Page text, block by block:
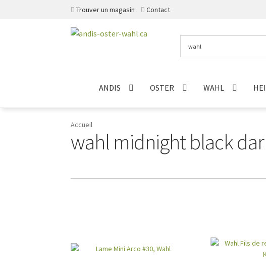
Trouver un magasin Contact
Aller
Aller
ANDIS OSTER WAHL
Accueil
wahl midnight black